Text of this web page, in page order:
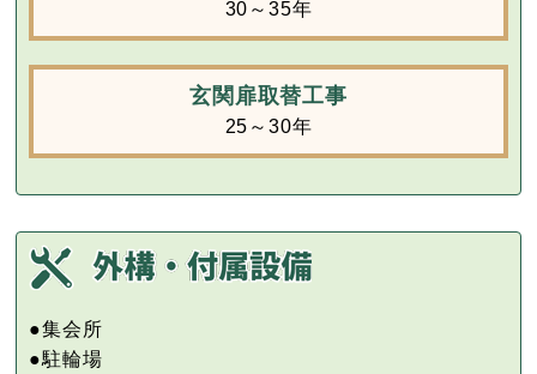
30～35年
玄関扉取替工事
25～30年
●集会所
●駐輪場